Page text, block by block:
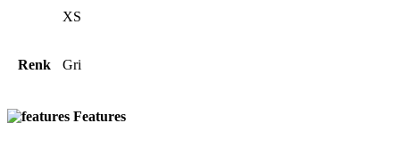
XS
Renk Gri
Features